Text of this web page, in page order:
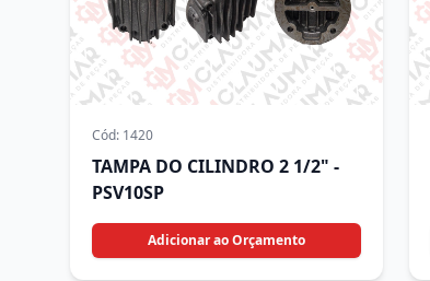
Cód: 1420
TAMPA DO CILINDRO 2 1/2" -
PSV10SP
Adicionar ao Orçamento